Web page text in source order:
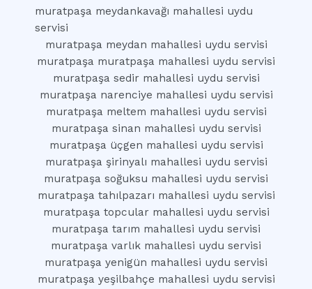
muratpaşa meydankavağı mahallesi uydu
servisi
muratpaşa meydan mahallesi uydu servisi
muratpaşa muratpaşa mahallesi uydu servisi
muratpaşa sedir mahallesi uydu servisi
muratpaşa narenciye mahallesi uydu servisi
muratpaşa meltem mahallesi uydu servisi
muratpaşa sinan mahallesi uydu servisi
muratpaşa üçgen mahallesi uydu servisi
muratpaşa şirinyalı mahallesi uydu servisi
muratpaşa soğuksu mahallesi uydu servisi
muratpaşa tahılpazarı mahallesi uydu servisi
muratpaşa topcular mahallesi uydu servisi
muratpaşa tarım mahallesi uydu servisi
muratpaşa varlık mahallesi uydu servisi
muratpaşa yenigün mahallesi uydu servisi
muratpaşa yeşilbahçe mahallesi uydu servisi